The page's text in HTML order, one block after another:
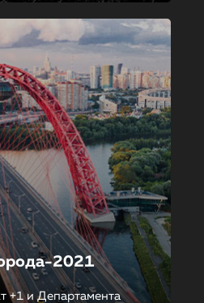
2021
+1 и Департамента